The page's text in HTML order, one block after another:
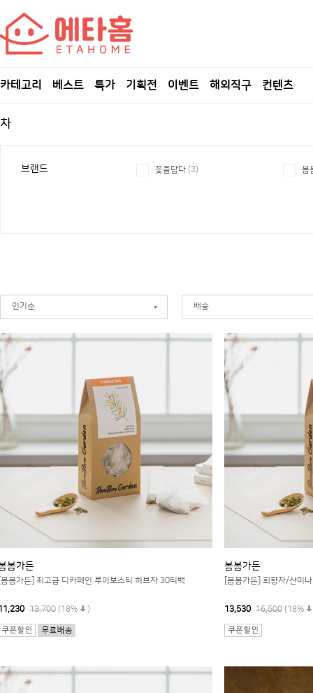
카테고리 베스트 특가 기획전 이벤트 해외직구 컨텐츠
차
브랜드 꽃을담다 (3) 봄
인기순 배송
봄가든
봄가든] 최고급 디카페인 루이보스티 허브차 30티백
13,700 (18% )
봄봄가든
[봄봄가든] 회향차/산미
13,530 16,500 (18%